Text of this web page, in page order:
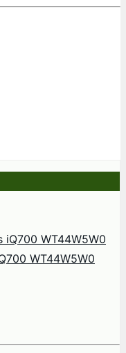
WT44W5W0